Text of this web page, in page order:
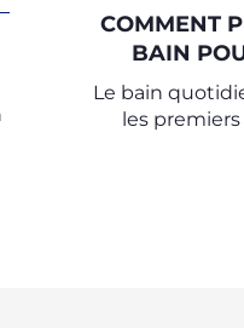
COMMENT
BAIN
Le bain
les